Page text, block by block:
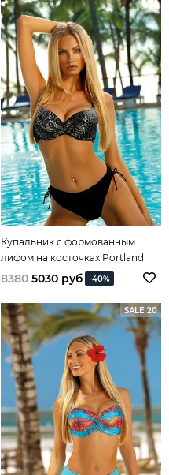
Купальник с формованным
лифом на косточках Portland
8380 5030 руб -40%
SALE 20